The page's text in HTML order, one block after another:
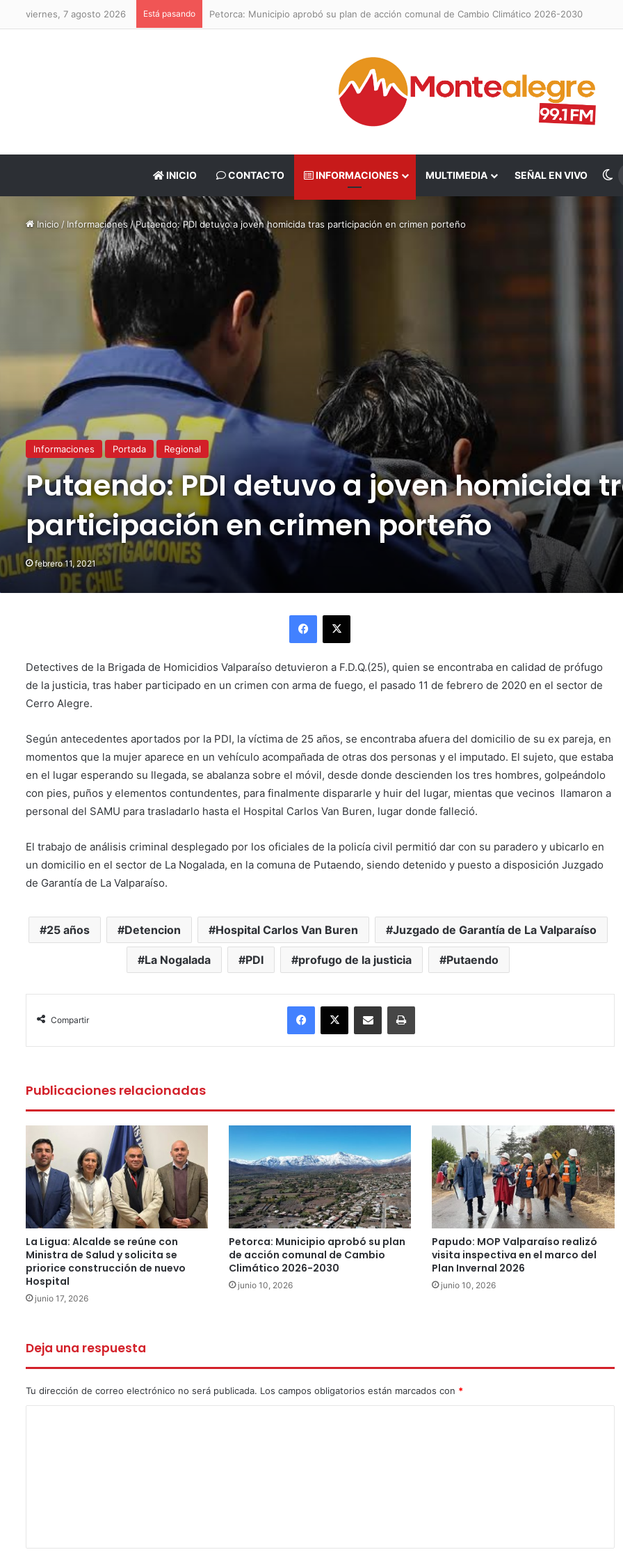
viernes, 7 agosto 2026 Está pasando Petorca: Municipio aprobó su plan de acción comunal de Cambio Climático 2026-2030
INICIO CONTACTO INFORMACIONES MULTIMEDIA SEÑAL EN VIVO
Inicio / Informaciones /Putaendo: PDI detuvo a joven homicida tras participación en crimen porteño
Informaciones Portada Regional
Putaendo: PDI detuvo a joven homicida
participación en crimen porteño
febrero 11, 2021
Detectives de la Brigada de Homicidios Valparaíso detuvieron a F.D.Q.(25), quien se encontraba en calidad de prófugo
de la justicia, tras haber participado en un crimen con arma de fuego, el pasado 11 de febrero de 2020 en el sector de
Cerro Alegre.
Según antecedentes aportados por la PDI, la víctima de 25 años, se encontraba afuera del domicilio de su ex pareja, en
momentos que la mujer aparece en un vehículo acompañada de otras dos personas y el imputado. El sujeto, que estaba
en el lugar esperando su llegada, se abalanza sobre el móvil, desde donde descienden los tres hombres, golpeándolo
con pies, puños y elementos contundentes, para finalmente dispararle y huir del lugar, mientas que vecinos llamaron a
personal del SAMU para trasladarlo hasta el Hospital Carlos Van Buren, lugar donde falleció.
El trabajo de análisis criminal desplegado por los oficiales de la policía civil permitió dar con su paradero y ubicarlo en
un domicilio en el sector de La Nogalada, en la comuna de Putaendo, siendo detenido y puesto a disposición Juzgado
de Garantía de La Valparaíso.
25 años Detencion Hospital Carlos Van Buren Juzgado de Garantía de La Valparaíso
La Nogalada PDI profugo de la justicia Putaendo
Compartir
X Compartir por correo electrónico
Publicaciones relacionadas
La Ligua: Alcalde se reúne con
Ministra de Salud y solicita se
priorice construcción de nuevo
Hospital
junio 17, 2026
Petorca: Municipio aprobó su plan
de acción comunal de Cambio
Climático 2026-2030
junio 10, 2026
Papudo: MOP Valparaíso realizó
visita inspectiva en el marco del
Plan Invernal 2026
junio 10, 2026
Deja una respuesta
Tu dirección de correo electrónico no será publicada. Los campos obligatorios están marcados con *